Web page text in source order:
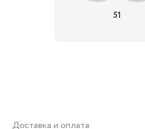
51
Доставка и оплата